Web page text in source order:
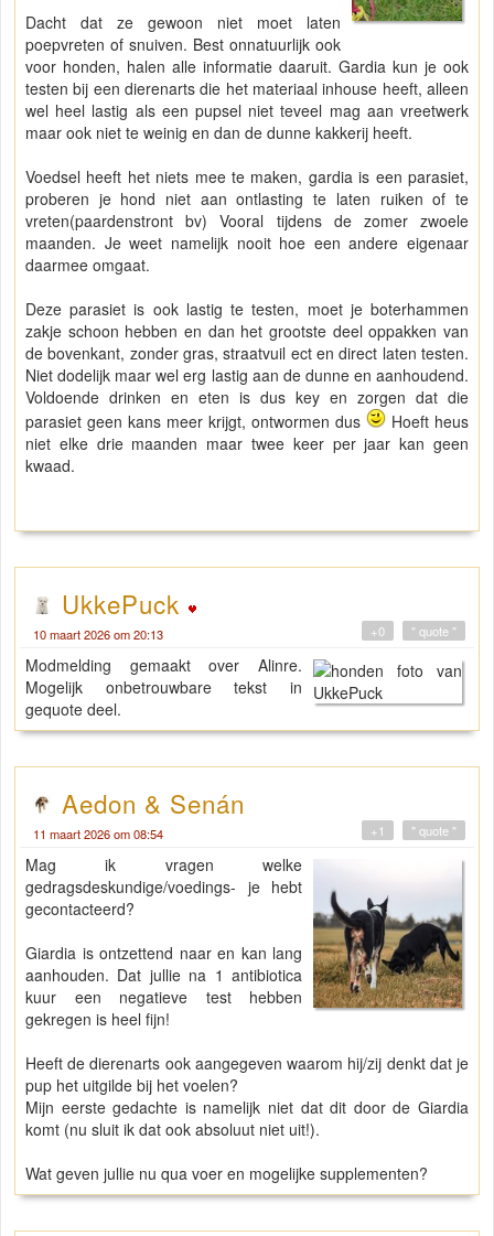
Dacht dat ze gewoon niet moet laten
poepvreten of snuiven. Best onnatuurlijk ook
voor honden, halen alle informatie daaruit. Gardia kun je ook
testen bij een dierenarts die het materiaal inhouse heeft, alleen
wel heel lastig als een pupsel niet teveel mag aan vreetwerk
maar ook niet te weinig en dan de dunne kakkerij heeft.
Voedsel heeft het niets mee te maken, gardia is een parasiet,
proberen je hond niet aan ontlasting te laten ruiken of te
vreten(paardenstront bv) Vooral tijdens de zomer zwoele
maanden. Je weet namelijk nooit hoe een andere eigenaar
daarmee omgaat.
Deze parasiet is ook lastig te testen, moet je boterhammen
zakje schoon hebben en dan het grootste deel oppakken van
de bovenkant, zonder gras, straatvuil ect en direct laten testen.
Niet dodelijk maar wel erg lastig aan de dunne en aanhoudend.
Voldoende drinken en eten is dus key en zorgen dat die
parasiet geen kans meer krijgt, ontwormen dus
Hoeft heus
niet elke drie maanden maar twee keer per jaar kan geen
kwaad.
UkkePuck
10 maart 2026 om 20:13 " quote "
+0
Modmelding gemaakt over Alinre.
Mogelijk onbetrouwbare tekst in
gequote deel.
Aedon & Senán
11 maart 2026 om 08:54 " quote "
+1
Mag ik vragen welke
gedragsdeskundige/voedings- je hebt
gecontacteerd?
Giardia is ontzettend naar en kan lang
aanhouden. Dat jullie na 1 antibiotica
kuur een negatieve test hebben
gekregen is heel fijn!
Heeft de dierenarts ook aangegeven waarom hij/zij denkt dat je
pup het uitgilde bij het voelen?
Mijn eerste gedachte is namelijk niet dat dit door de Giardia
komt (nu sluit ik dat ook absoluut niet uit!).
Wat geven jullie nu qua voer en mogelijke supplementen?